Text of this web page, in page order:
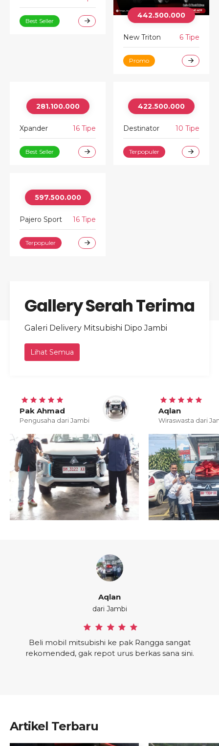
Best Seller
442.500.000
New Triton 6 Tipe
Promo
281.100.000
Xpander 16 Tipe
Best Seller
422.500.000
Destinator 10 Tipe
Terpopuler
597.500.000
Pajero Sport 16 Tipe
Terpopuler
Gallery Serah Terima
Galeri Delivery Mitsubishi Dipo Jambi
Lihat Semua
Pak Ahmad
Pengusaha dari Jambi
Aqlan
Wiraswasta dari
sangat
sana sini.
Rekomended Salesnya
Artikel Terbaru